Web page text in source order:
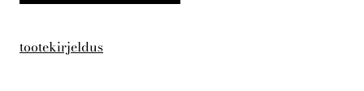
tootekirjeldus